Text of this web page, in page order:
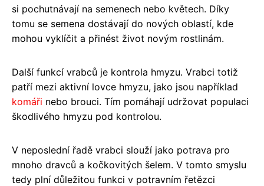
si pochutnávají na semenech nebo květech. Díky
tomu se semena dostávají do nových oblastí, kde
mohou vyklíčit a přinést život novým rostlinám.
Další funkcí vrabců je kontrola hmyzu. Vrabci totiž
patří mezi aktivní lovce hmyzu, jako jsou například
komáři nebo brouci. Tím pomáhají udržovat populaci
škodlivého hmyzu pod kontrolou.
V neposlední řadě vrabci slouží jako potrava pro
mnoho dravců a kočkovitých šelem. V tomto smyslu
tedy plní důležitou funkci v potravním řetězci